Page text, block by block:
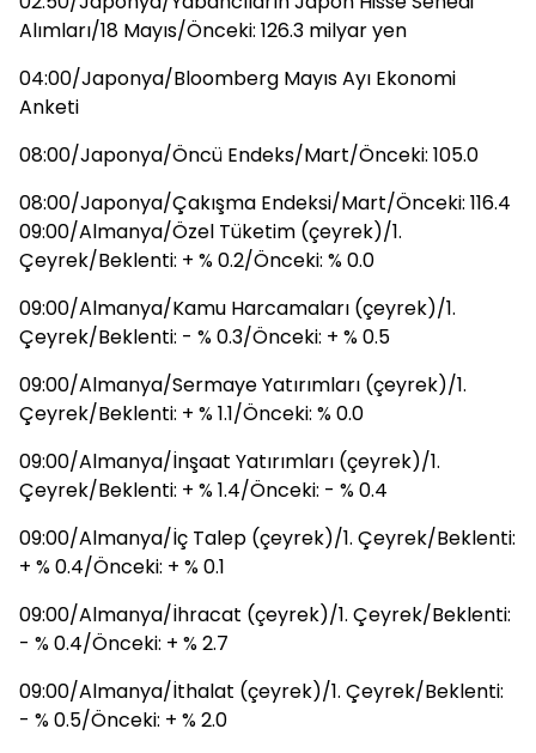
Alımları/18 Mayıs/Önceki: 126.3 milyar yen
04:00/Japonya/Bloomberg Mayıs Ayı Ekonomi
Anketi
08:00/Japonya/Öncü Endeks/Mart/Önceki: 105.0
08:00/Japonya/Çakışma Endeksi/Mart/Önceki: 116.4
09:00/Almanya/Özel Tüketim (çeyrek)/1.
Çeyrek/Beklenti: + % 0.2/Önceki: % 0.0
09:00/Almanya/Kamu Harcamaları (çeyrek)/1.
Çeyrek/Beklenti: - % 0.3/Önceki: + % 0.5
09:00/Almanya/Sermaye Yatırımları (çeyrek)/1.
Çeyrek/Beklenti: + % 1.1/Önceki: % 0.0
09:00/Almanya/İnşaat Yatırımları (çeyrek)/1.
Çeyrek/Beklenti: + % 1.4/Önceki: - % 0.4
09:00/Almanya/İç Talep (çeyrek)/1. Çeyrek/Beklenti:
+ % 0.4/Önceki: + % 0.1
09:00/Almanya/İhracat (çeyrek)/1. Çeyrek/Beklenti:
- % 0.4/Önceki: + % 2.7
09:00/Almanya/İthalat (çeyrek)/1. Çeyrek/Beklenti:
- % 0.5/Önceki: + % 2.0